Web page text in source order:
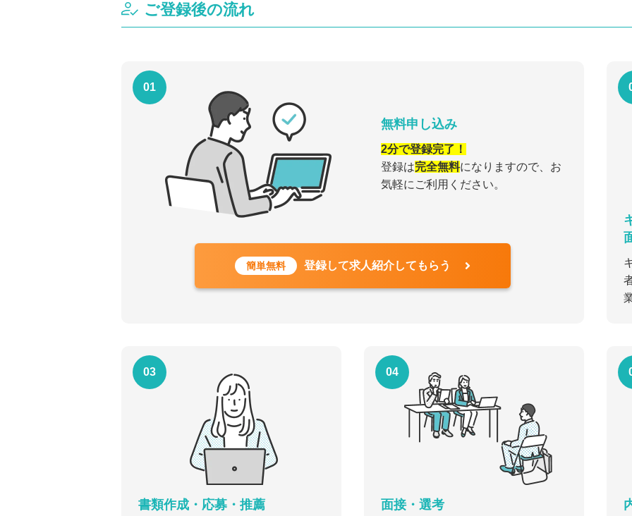
ご登録後の流れ
01
無料申し込み
2分で登録完了！
登録は完全無料になりますので、お
気軽にご利用ください。
簡単無料 登録して求人紹介してもらう
03
書類作成・応募・推薦
04
面接・選考